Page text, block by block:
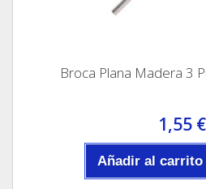
Broca Plana Madera 3
1,55 €
Añadir al carrito